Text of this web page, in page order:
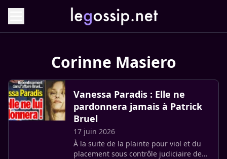
Corinne Masiero
Vanessa Paradis : Elle ne
pardonnera jamais à Patrick
Bruel
17 juin 2026
À la suite de la plainte pour viol et du
placement sous contrôle judiciaire de